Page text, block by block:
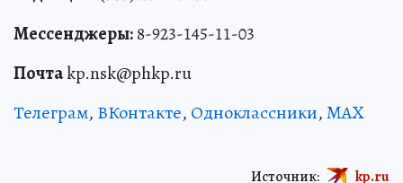
Мессенджеры:8-923-145-11-03
Почтаkp.nsk@phkp.ru
Телеграм, ВКонтакте, Одноклассники,MAX
Источник: kp.ru